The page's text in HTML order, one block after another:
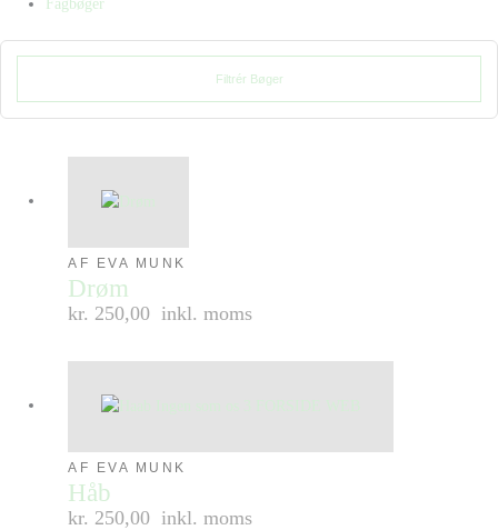
Fagbøger
Filtrér Bøger
AF EVA MUNK
Drøm
kr. 250,00 inkl. moms
AF EVA MUNK
Håb
kr. 250,00 inkl. moms